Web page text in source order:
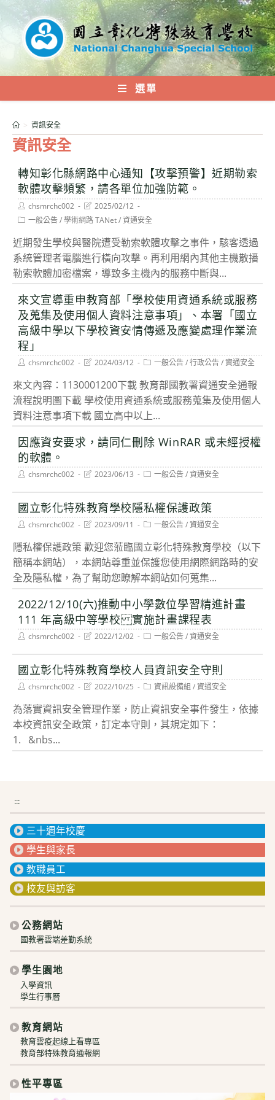
內
選單
資訊安全
> 資訊安全
轉知彰化縣網路中心通知【攻擊預警】近期勒索
軟體攻擊頻繁，請各單位加強防範。
Post
author:
chsmrchc002
Post
last
modified:
2025/02/12
Post一般公告/學術網路 TANet/資通安全
近期發生學校與醫院遭受勒索軟體攻擊之事件，駭客透過
系統管理者電腦進行橫向攻擊。再利用網內其他主機散播
勒索軟體加密檔案，導致多主機內的服務中斷與...
來文宣導重申教育部「學校使用資通系統或服務
及蒐集及使用個人資料注意事項」、本署「國立
高級中學以下學校資安情傳遞及應變處理作業流
程」
Postchsmrchc002
Post
modified:
2024/03/12
Post一般公告/行政公告/資通安全
來文內容：1130001200下載 教育部國教署資通安全通報
流程說明圖下載 學校使用資通系統或服務蒐集及使用個人
資料注意事項下載 國立高中以上...
因應資安要求，請同仁刪除 WinRAR 或未經授權
的軟體。
Postchsmrchc002
Post
modified:
2023/06/13
Post一般公告/資通安全
國立彰化特殊教育學校隱私權保護政策
Postchsmrchc002
Post
modified:
2023/09/11
Post一般公告/資通安全
隱私權保護政策 歡迎您蒞臨國立彰化特殊教育學校（以下
簡稱本網站），本網站尊重並保護您使用網際網路時的安
全及隱私權，為了幫助您瞭解本網站如何蒐集...
2022/12/10(六)推動中小學數位學習精進計畫
111 年高級中等學校 實施計畫課程表
Postchsmrchc002
Post
modified:
2022/12/02
Post一般公告/資通安全
國立彰化特殊教育學校人員資訊安全守則
Postchsmrchc002
Post
modified:
2022/10/25
Post資訊設備組 /資通安全
為落實資訊安全管理作業，防止資訊安全事件發生，依據
本校資訊安全政策，訂定本守則，其規定如下：
1. &nbs...
:::
三十週年校慶
學生與家長
教職員工
校友與訪客
公務網站
國教署雲端差勤系統
學生園地
入學資訊
學生行事曆
教育網站
教育雲疫起線上看專區
教育部特殊教育通報網
性平專區